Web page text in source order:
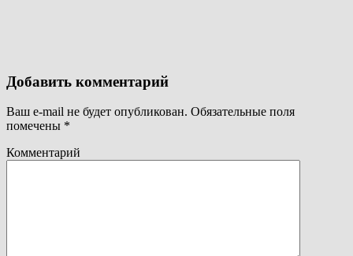
Добавить комментарий
Ваш e-mail не будет опубликован. Обязательные поля
помечены *
Комментарий